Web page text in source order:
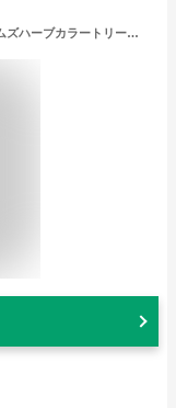
ヘアカラートリートメント【送料無料】エムズハーブカラートリートメント彩-sai-500g×1本 白髪 生え際 黒く リタッチ 白髪染 髪染め 若白髪 髪染める 染める 毛染め 白髪かくし 市販 メンズ 低刺激 夏ヘアカラー レディース 男性 女性